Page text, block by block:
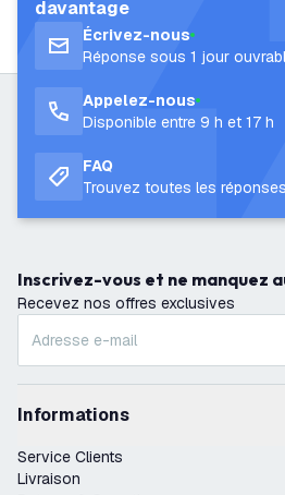
davantage
Écrivez-nous
Réponse sous 1 jour
Appelez-nous
Disponible entre 9 h et 17 h
FAQ
Trouvez toutes les
Inscrivez-vous et ne manquez
Recevez nos offres exclusives
Informations
Service Clients
Livraison